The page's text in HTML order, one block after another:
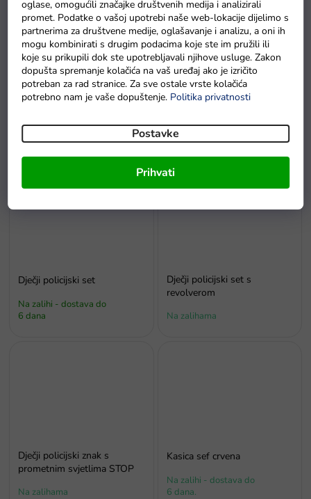
oglase, omogućili značajke društvenih medija i analizirali
promet. Podatke o vašoj upotrebi naše web-lokacije dijelimo s
partnerima za društvene medije, oglašavanje i analizu, a oni ih
mogu kombinirati s drugim podacima koje ste im pružili ili
koje su prikupili dok ste upotrebljavali njihove usluge. Zakon
dopušta spremanje kolačića na vaš uređaj ako je izričito
potreban za rad stranice. Za sve ostale vrste kolačića
potrebno nam je vaše dopuštenje. Politika privatnosti
Postavke
Prihvati
Auto na akumulator Policija
GT Sport
Na zalihi - dostava do
6 dana.
Auto na akumulator SUV
Policija crni
Na zalihi - dostava do
6 dana.
Dječji policijski set
Na zalihi - dostava do
6 dana
Dječji policijski set s
revolverom
Na zalihama
Dječji policijski znak s
prometnim svjetlima STOP
Na zalihama
Kasica sef crvena
Na zalihi - dostava do
6 dana.